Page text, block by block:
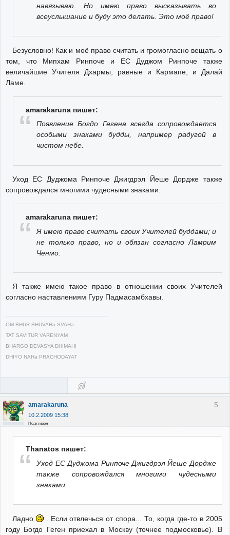
навязываю. Но имею право высказывать во
всеуслышание и буду это делать. Это моё право!
Безусловно! Как и моё право считать и громогласно вещать о
том, что Мипхам Ринпоче и ЕС Дуджом Ринпоче также
величайшие Учителя Дхармы, равные и Кармапе, и Далай
Ламе.
amarakaruna пишет:
Появление Богдо Гегена всегда сопровождается
особыми знаками будды, например радугой в
чистом небе.
Уход ЕС Дуджома Ринпоче Джигдрэл Йеше Дордже также
сопровождался многими чудесными знаками.
amarakaruna пишет:
Я имею право считать своих Учителей буддами; и
не только право, но и обязан согласно Ламрим
Ченмо.
Я также имею такое право в отношении своих Учителей
согласно наставлениям Гуру Падмасамбхавы.
OM BHUR BHUVAHa SVAHa
TAT SAVITUR VARENYAM
BHARGO DEVASYA DHIMAHI
DHIYO NAHa PRACHODAYAT
5
amarakaruna
10.2.2009 15:38
Неактивен
Thanatos пишет:
Уход ЕС Дуджома Ринпоче Джигдрэл Йеше Дордже
также сопровождался многими чудесными
знаками.
Ладно
. Если отвлечься от спора... То, когда где-то в 2005
году Богдо Геген приехал в Москву (точнее подмосковье). В